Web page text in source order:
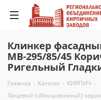
Клинкер
MB-295/85/45
Ригельный
Главная - Каталог - КИРПИЧ -
Лицевой (облицовочный)